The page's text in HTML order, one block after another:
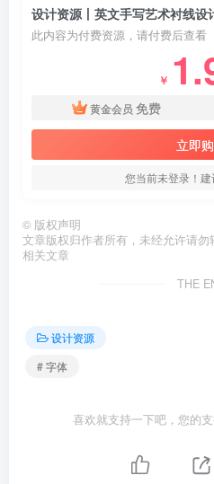
设计资源丨英文手写艺术衬线
此内容为付费资源，请付费后查看
￥
黄金会员 免费
立即
您当前未登录！
© 版权声明
文章版权归作者所有，未经允许请
相关文章
THE
设计资源
# 字体
喜欢就支持一下吧，您的